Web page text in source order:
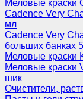
Меловые краски
Cadence Very
мл
Cadence Very
больших банках
Меловые краски
Меловые краски
шик
Очистители,